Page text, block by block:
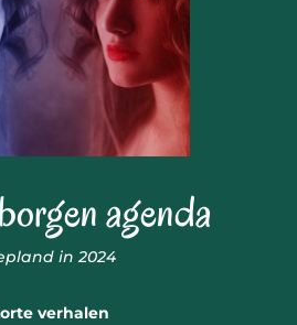
agenda
in 2024
verhalen